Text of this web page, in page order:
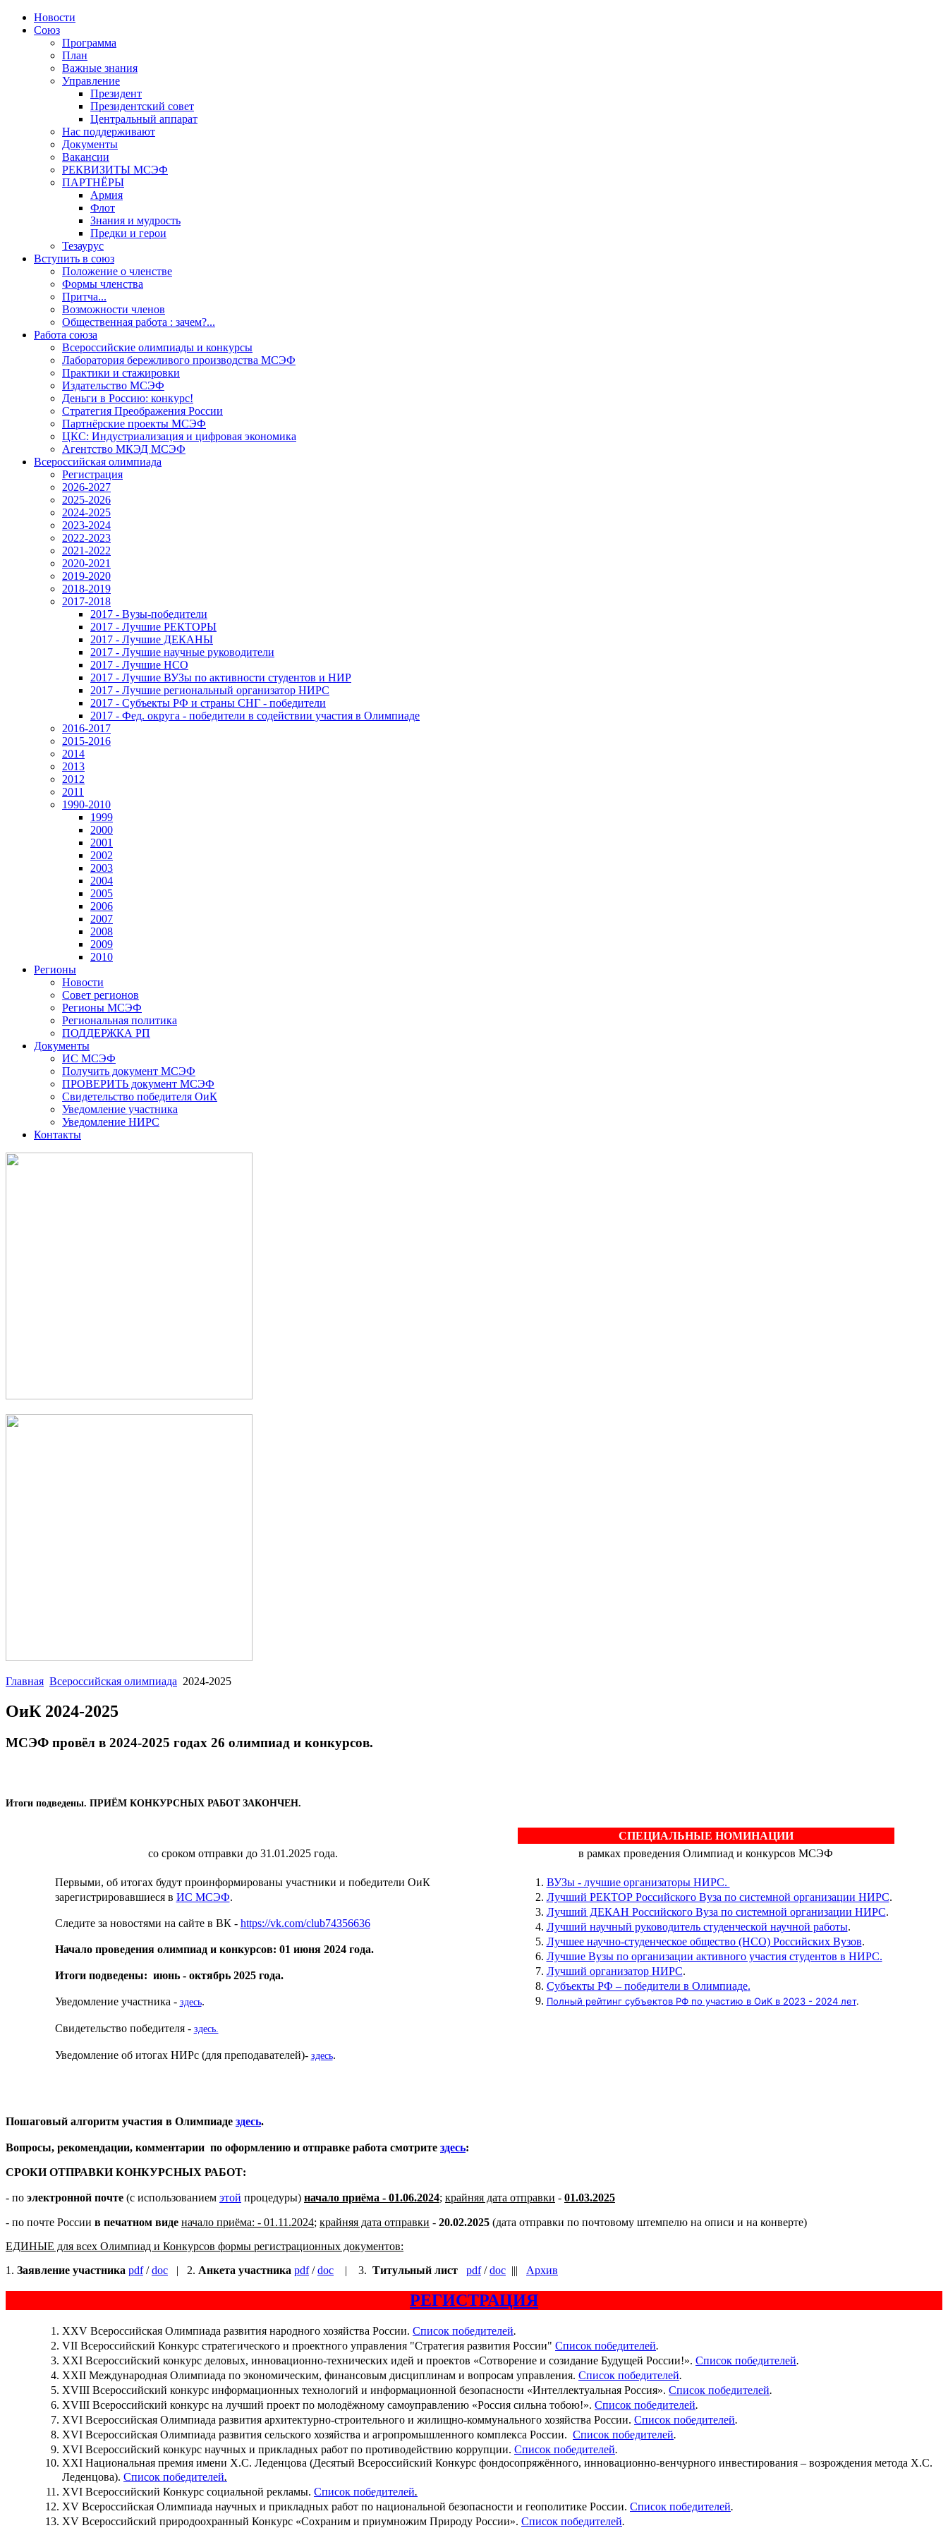
Новости
Союз
Программа
План
Важные знания
Управление
Президент
Президентский совет
Центральный аппарат
Нас поддерживают
Документы
Вакансии
РЕКВИЗИТЫ МСЭФ
ПАРТНЁРЫ
Армия
Флот
Знания и мудрость
Предки и герои
Тезаурус
Вступить в союз
Положение о членстве
Формы членства
Притча...
Возможности членов
Общественная работа : зачем?...
Работа союза
Всероссийские олимпиады и конкурсы
Лаборатория бережливого производства МСЭФ
Практики и стажировки
Издательство МСЭФ
Деньги в Россию: конкурс!
Стратегия Преображения России
Партнёрские проекты МСЭФ
ЦКС: Индустриализация и цифровая экономика
Агентство МКЭД МСЭФ
Всероссийская олимпиада
Регистрация
2026-2027
2025-2026
2024-2025
2023-2024
2022-2023
2021-2022
2020-2021
2019-2020
2018-2019
2017-2018
2017 - Вузы-победители
2017 - Лучшие РЕКТОРЫ
2017 - Лучшие ДЕКАНЫ
2017 - Лучшие научные руководители
2017 - Лучшие НСО
2017 - Лучшие ВУЗы по активности студентов и НИР
2017 - Лучшие региональный организатор НИРС
2017 - Субъекты РФ и страны СНГ - победители
2017 - Фед. округа - победители в содействии участия в Олимпиаде
2016-2017
2015-2016
2014
2013
2012
2011
1990-2010
1999
2000
2001
2002
2003
2004
2005
2006
2007
2008
2009
2010
Регионы
Новости
Совет регионов
Регионы МСЭФ
Региональная политика
ПОДДЕРЖКА РП
Документы
ИС МСЭФ
Получить документ МСЭФ
ПРОВЕРИТЬ документ МСЭФ
Свидетельство победителя ОиК
Уведомление участника
Уведомление НИРС
Контакты
Главная Всероссийская олимпиада 2024-2025
ОиК 2024-2025
МСЭФ провёл в 2024-2025 годах 26 олимпиад и конкурсов.
Итоги подведены. ПРИЁМ КОНКУРСНЫХ РАБОТ ЗАКОНЧЕН.
СПЕЦИАЛЬНЫЕ НОМИНАЦИИ
со сроком отправки до 31.01.2025 года.
в рамках проведения Олимпиад и конкурсов МСЭФ
Первыми, об итогах будут проинформированы участники и победители ОиК
зарегистрировавшиеся в ИС МСЭФ.
Следите за новостями на сайте в ВК - https://vk.com/club74356636
Начало проведения олимпиад и конкурсов: 01 июня 2024 года.
Итоги подведены: июнь - октябрь 2025 года.
Уведомление участника - здесь.
Свидетельство победителя - здесь.
Уведомление об итогах НИРс (для преподавателей)- здесь.
ВУЗы - лучшие организаторы НИРС.
Лучший РЕКТОР Российского Вуза по системной организации НИРС.
Лучший ДЕКАН Российского Вуза по системной организации НИРС.
Лучший научный руководитель студенческой научной работы.
Лучшее научно-студенческое общество (НСО) Российских Вузов.
Лучшие Вузы по организации активного участия студентов в НИРС.
Лучший организатор НИРС.
Субъекты РФ – победители в Олимпиаде.
Полный рейтинг субъектов РФ по участию в ОиК в 2023 - 2024 лет.
Пошаговый алгоритм участия в Олимпиаде здесь.
Вопросы, рекомендации, комментарии по оформлению и отправке работа смотрите здесь:
СРОКИ ОТПРАВКИ КОНКУРСНЫХ РАБОТ:
- по электронной почте (с использованием этой процедуры) начало приёма - 01.06.2024; крайняя дата отправки - 01.03.2025
- по почте России в печатном виде начало приёма: - 01.11.2024; крайняя дата отправки - 20.02.2025 (дата отправки по почтовому штемпелю на описи и на конверте)
ЕДИНЫЕ для всех Олимпиад и Конкурсов формы регистрационных документов:
1. Заявление участника pdf/doc | 2. Анкета участника pdf/doc | 3. Титульный лист pdf/doc ||| Архив
РЕГИСТРАЦИЯ
XXV Всероссийская Олимпиада развития народного хозяйства России. Список победителей.
VII Всероссийский Конкурс стратегического и проектного управления "Стратегия развития России" Список победителей.
XXI Всероссийский конкурс деловых, инновационно-технических идей и проектов «Сотворение и созидание Будущей России!». Список победителей.
XXII Международная Олимпиада по экономическим, финансовым дисциплинам и вопросам управления. Список победителей.
XVIII Всероссийский конкурс информационных технологий и информационной безопасности «Интеллектуальная Россия». Список победителей.
XVIII Всероссийский конкурс на лучший проект по молодёжному самоуправлению «Россия сильна тобою!». Список победителей.
XVI Всероссийская Олимпиада развития архитектурно-строительного и жилищно-коммунального хозяйства России. Список победителей.
XVI Всероссийская Олимпиада развития сельского хозяйства и агропромышленного комплекса России. Список победителей.
XVI Всероссийский конкурс научных и прикладных работ по противодействию коррупции. Список победителей.
XXI Национальная премия имени Х.С. Леденцова (Десятый Всероссийский Конкурс фондосопряжённого, инновационно-венчурного инвестирования – возрождения метода Х.С.
Леденцова). Список победителей.
XVI Всероссийский Конкурс социальной рекламы. Список победителей.
XV Всероссийская Олимпиада научных и прикладных работ по национальной безопасности и геополитике России. Список победителей.
XV Всероссийский природоохранный Конкурс «Сохраним и приумножим Природу России». Список победителей.